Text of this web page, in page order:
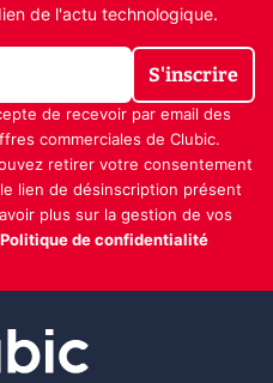
de l'actu technologique.
S'inscrire
de recevoir par email des
commerciales de Clubic.
retirer votre consentement
lien de désinscription présent
plus sur la gestion de vos
Politique de confidentialité